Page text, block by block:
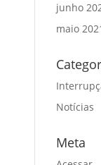
junho
maio
Notícias
Meta